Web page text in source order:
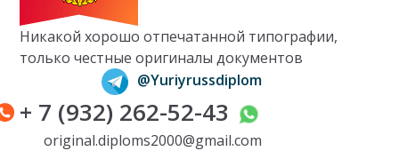
Вопросы и ответы
Отзывы клиентов
Оплата и доставка
Контакты
Никакой хорошо отпечатанной типографии,
только честные оригиналы документов
@Yuriyrussdiplom
+ 7 (932) 262-52-43
original.diploms2000@gmail.com